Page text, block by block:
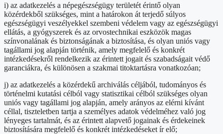
i) az adatkezelés a népegészségügy területét érintő olyan
közérdekből szükséges, mint a határokon át terjedő súlyos
egészségügyi veszélyekkel szembeni védelem vagy az egészségügyi
ellátás, a gyógyszerek és az orvostechnikai eszközök magas
színvonalának és biztonságának a biztosítása, és olyan uniós vagy
tagállami jog alapján történik, amely megfelelő és konkrét
intézkedésekről rendelkezik az érintett jogait és szabadságait védő
garanciákra, és különösen a szakmai titoktartásra vonatkozóan;
j) az adatkezelés a közérdekű archiválás céljából, tudományos és
történelmi kutatási célból vagy statisztikai célból szükséges olyan
uniós vagy tagállami jog alapján, amely arányos az elérni kívánt
céllal, tiszteletben tartja a személyes adatok védelméhez való jog
lényeges tartalmát, és az érintett alapvető jogainak és érdekeinek
biztosítására megfelelő és konkrét intézkedéseket ír elő;